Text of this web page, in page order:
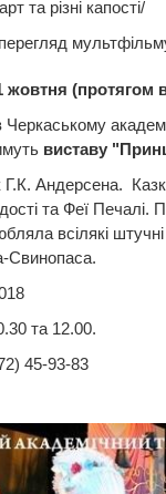
та різні капості/
жовтня (протягом
виставу
Г.К. Андерсена.
та Феї Печалі.
всілякі штучні
Свинопаса.
та 12.00.
45-93-83